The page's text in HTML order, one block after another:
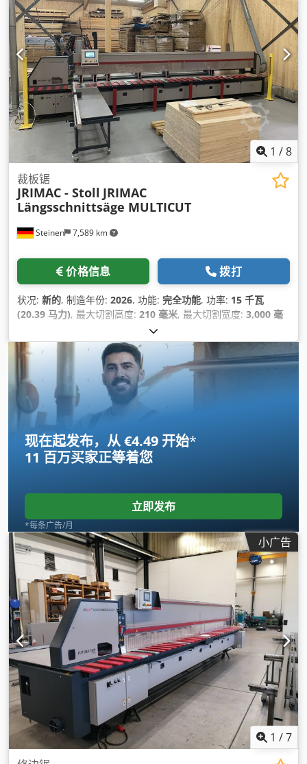
1 /8
Steinen 7,589 km
裁板锯
JRIMAC - Stoll JRIMAC
Längsschnittsäge MULTICUT
价格信息 拨打
状况: 新的, 制造年份: 2026, 功能: 完全功能, 功率: 15 千瓦
(20.39 马力), 最大切割高度: 210 毫米, 最大切割宽度: 3,000 毫
, 高度调节类型:
克, 切割长度（最大）:11,200 毫米,
现在起发布，从 €4.49 开始*
11 百万买家正等着您
立即发布
*每条广告/月
小广告
1 /7